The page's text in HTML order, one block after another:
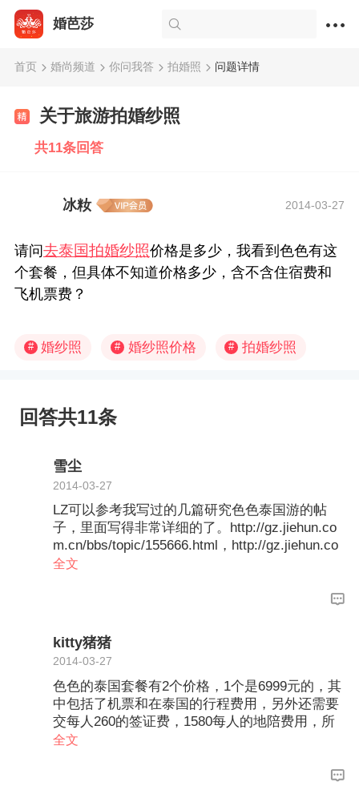
婚芭莎
首页 婚尚频道 你问我答 拍婚照 问题详情
关于旅游拍婚纱照
共11条回答
冰籹 2014-03-27
请问去泰国拍婚纱照价格是多少，我看到色色有这
个套餐，但具体不知道价格多少，含不含住宿费和
飞机票费？
# 婚纱照 # 婚纱照价格 # 拍婚纱照
回答共11条
雪尘
2014-03-27
LZ可以参考我写过的几篇研究色色泰国游的帖
子，里面写得非常详细的了。http://gz.jiehun.co
m.cn/bbs/topic/155666.html，http://gz.jiehun.co
m.cn/bbs/topic/311335.html，http://gz.jiehun.co
m.cn/bbs/topic/308896.html，http://gz.jiehun.co
m.cn/bbs/topic/310529.html，http://gz.jiehun.co
m.cn/bbs/topic/270808.html
全文
kitty猪猪
2014-03-27
色色的泰国套餐有2个价格，1个是6999元的，其
中包括了机票和在泰国的行程费用，另外还需要
交每人260的签证费，1580每人的地陪费用，所
有的花费加在一起大概要1w出头的样子，其中还
拍紫星花园2套服装，泰国也是2套服装，而7999
全文